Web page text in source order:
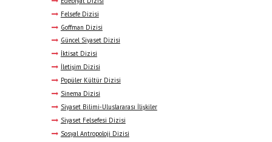
Felsefe Dizisi
Goffman Dizisi
Güncel Siyaset Dizisi
İktisat Dizisi
İletişim Dizisi
Popüler Kültür Dizisi
Sinema Dizisi
Siyaset Bilimi-Uluslararası İlişkiler
Siyaset Felsefesi Dizisi
Sosyal Antropoloji Dizisi